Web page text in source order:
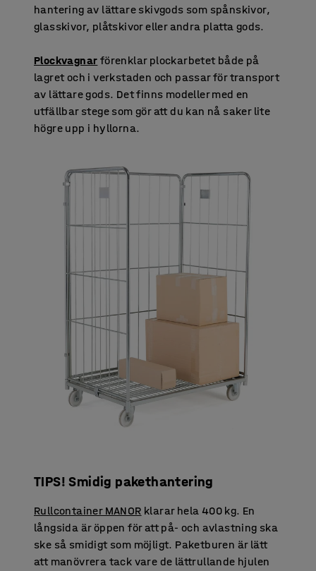
hantering av lättare skivgods som spånskivor,
glasskivor, plåtskivor eller andra platta gods.
Plockvagnar förenklar plockarbetet både på
lagret och i verkstaden och passar för transport
av lättare gods. Det finns modeller med en
utfällbar stege som gör att du kan nå saker lite
högre upp i hyllorna.
TIPS! Smidig pakethantering
Rullcontainer MANOR klarar hela 400 kg. En
långsida är öppen för att på- och avlastning ska
ske så smidigt som möjligt. Paketburen är lätt
att manövrera tack vare de lättrullande hjulen